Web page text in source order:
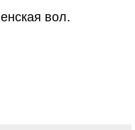
вол.